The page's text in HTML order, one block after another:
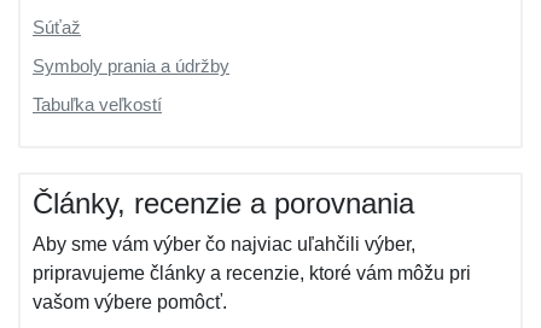
Súťaž
Symboly prania a údržby
Tabuľka veľkostí
Články, recenzie a porovnania
Aby sme vám výber čo najviac uľahčili výber,
pripravujeme články a recenzie, ktoré vám môžu pri
vašom výbere pomôcť.